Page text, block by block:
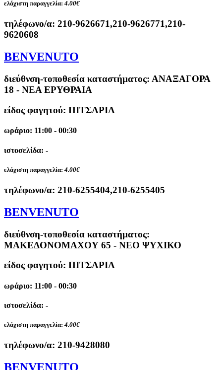
ελάχιστη παραγγελία: 4.00€
τηλέφωνο/α: 210-9626671,210-9626771,210-
9620608
BENVENUTO
διεύθνση-τοποθεσία καταστήματος: ΑΝΑΞΑΓΟΡΑ
18 - ΝΕΑ ΕΡΥΘΡΑΙΑ
είδος φαγητού: ΠΙΤΣΑΡΙΑ
ωράριο: 11:00 - 00:30
ιστοσελίδα: -
ελάχιστη παραγγελία: 4.00€
τηλέφωνο/α: 210-6255404,210-6255405
BENVENUTO
διεύθνση-τοποθεσία καταστήματος:
ΜΑΚΕΔΟΝΟΜΑΧΟΥ 65 - ΝΕΟ ΨΥΧΙΚΟ
είδος φαγητού: ΠΙΤΣΑΡΙΑ
ωράριο: 11:00 - 00:30
ιστοσελίδα: -
ελάχιστη παραγγελία: 4.00€
τηλέφωνο/α: 210-9428080
BENVENUTO